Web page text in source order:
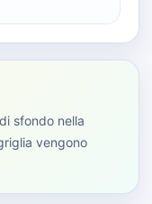
sfondo nella
vengono